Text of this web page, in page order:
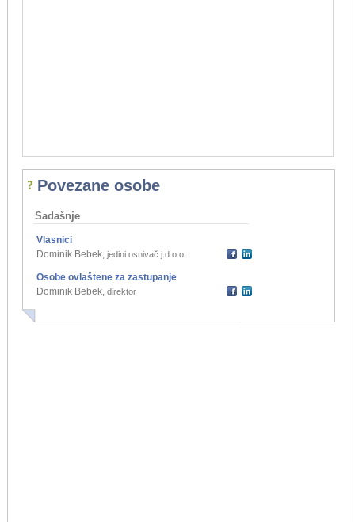
Povezane osobe
Sadašnje
Vlasnici
Dominik Bebek, jedini osnivač j.d.o.o.
Osobe ovlaštene za zastupanje
Dominik Bebek, direktor